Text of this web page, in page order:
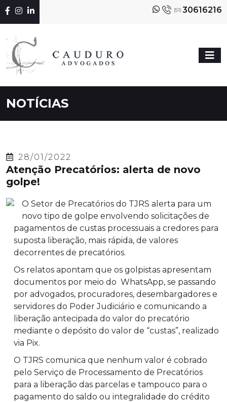
(51) 30616216
NOTÍCIAS
28/01/2022
Atenção Precatórios: alerta de novo
golpe!
O Setor de Precatórios do TJRS alerta para um
novo tipo de golpe envolvendo solicitações de
pagamentos de custas processuais a credores para
suposta liberação, mais rápida, de valores
decorrentes de precatórios.
Os relatos apontam que os golpistas apresentam
documentos por meio do WhatsApp, se passando
por advogados, procuradores, desembargadores e
servidores do Poder Judiciário e comunicando a
liberação antecipada do valor do precatório
mediante o depósito do valor de “custas”, realizado
via Pix.
O TJRS comunica que nenhum valor é cobrado
pelo Serviço de Processamento de Precatórios
para a liberação das parcelas e tampouco para o
pagamento do saldo ou integralidade do crédito